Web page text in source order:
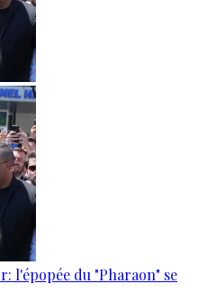
l'épopée du "Pharaon" se